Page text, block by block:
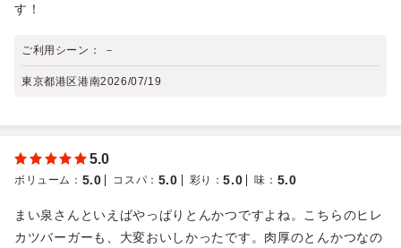
す！
ご利用シーン： －
東京都港区港南2026/07/19
5.0
ボリューム ： 5.0 コスパ ： 5.0 彩り ：5.0 味 ： 5.0
まい泉さんといえばやっぱりとんかつですよね。こちらのヒレ
カツバーガーも、大変おいしかったです。肉厚のとんかつなの